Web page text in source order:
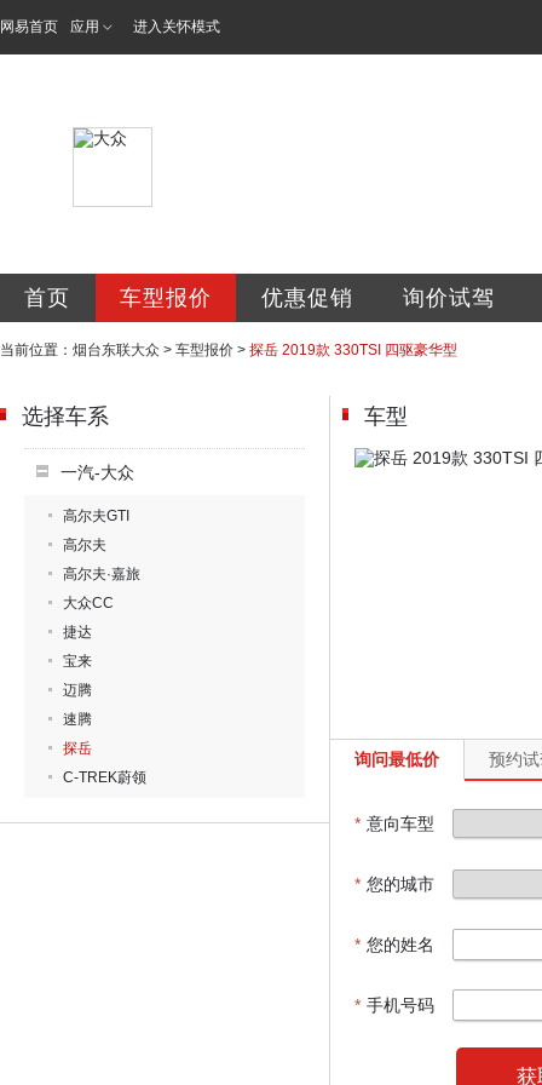
网易首页 应用 进入关怀模式
首页 车型报价 优惠促销 询价试驾
当前位置： 烟台东联大众 > 车型报价 > 探岳 2019款 330TSI 四驱豪华型
选择车系
一汽-大众
高尔夫GTI
高尔夫
高尔夫·嘉旅
大众CC
捷达
宝来
迈腾
速腾
探岳
C-TREK蔚领
车型
询问最低价 预约
* 意向车型
* 您的城市
* 您的姓名
* 手机号码
获